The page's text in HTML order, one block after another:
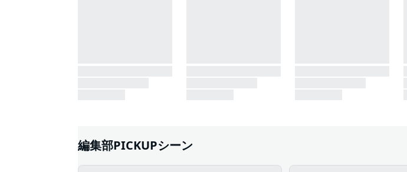
編集部PICKUPシーン